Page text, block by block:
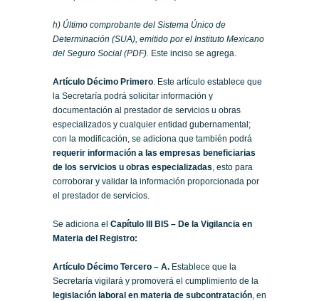
h) Último comprobante del Sistema Único de
Determinación (SUA), emitido por el Instituto Mexicano
del Seguro Social (PDF). Este inciso se agrega.
Artículo Décimo Primero . Este artículo establece que
la Secretaría podrá solicitar información y
documentación al prestador de servicios u obras
especializados y cualquier entidad gubernamental;
con la modificación, se adiciona que también podrá
requerir información a las empresas beneficiarias
de los servicios u obras especializadas , esto para
corroborar y validar la información proporcionada por
el prestador de servicios.
Se adiciona el Capítulo III BIS – De la Vigilancia en
Materia del Registro:
Artículo Décimo Tercero – A. Establece que la
Secretaría vigilará y promoverá el cumplimiento de la
legislación laboral en materia de subcontratación , en